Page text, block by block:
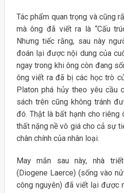
Tác phẩm quan trọng và cũng
mà ông đã viết ra là “Cấu
Nhưng tiếc rằng, sau này
đoán lại được nội dung của
ngay trong khi ông còn đang
ông viết ra đã bị các học trò
Platon phá hủy theo yêu cầu
sách trên cũng không tránh
đó. Thật là bất hạnh cho riêng
thất nặng nề vô giá cho cả sự
chân chính của nhân loại.
May mắn sau này, nhà
(Diogene Laerce) (sống vào
công nguyên) đã viết lại được